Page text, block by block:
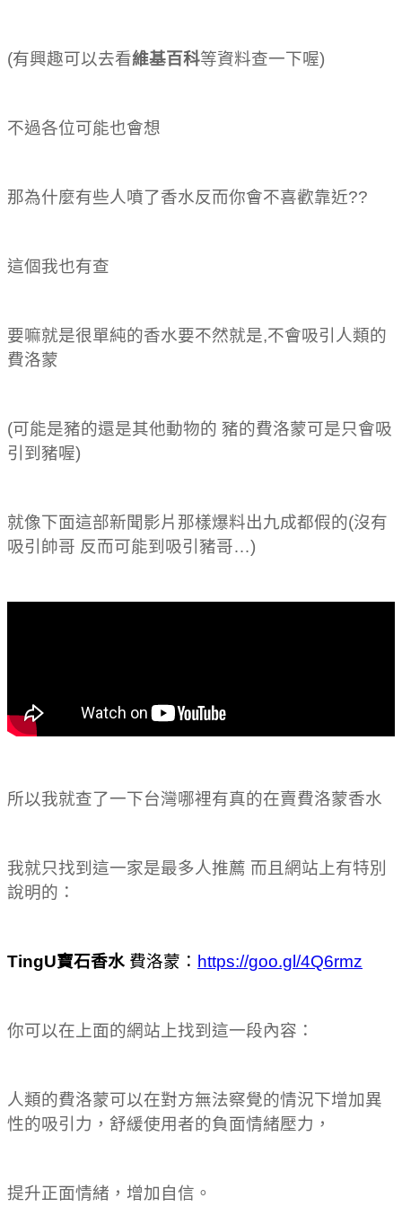
(有興趣可以去看維基百科等資料查一下喔)
不過各位可能也會想
那為什麼有些人噴了香水反而你會不喜歡靠近??
這個我也有查
要嘛就是很單純的香水要不然就是,不會吸引人類的
費洛蒙
(可能是豬的還是其他動物的 豬的費洛蒙可是只會吸
引到豬喔)
就像下面這部新聞影片那樣爆料出九成都假的(沒有
吸引帥哥 反而可能到吸引豬哥…)
所以我就查了一下台灣哪裡有真的在賣費洛蒙香水
我就只找到這一家是最多人推薦 而且網站上有特別
說明的：
TingU寶石香水 費洛蒙： https://goo.gl/4Q6rmz
你可以在上面的網站上找到這一段內容：
人類的費洛蒙可以在對方無法察覺的情況下增加異
性的吸引力，舒緩使用者的負面情緒壓力，
提升正面情緒，增加自信。